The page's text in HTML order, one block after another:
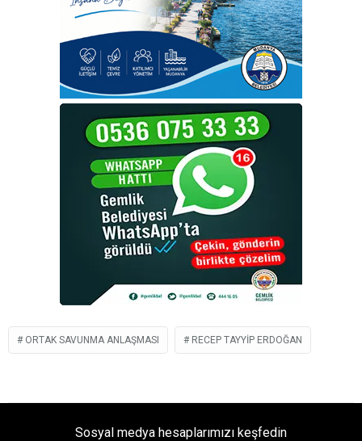
ORTAK SAVUNMA ANLAŞMASI RECEP TAYYIP ERDOĞAN
Sosyal medya hesaplarımızı keşfedin